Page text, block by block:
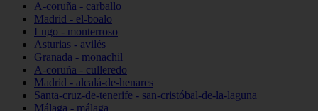
A-coruña - carballo
Madrid - el-boalo
Lugo - monterroso
Asturias - avilés
Granada - monachil
A-coruña - culleredo
Madrid - alcalá-de-henares
Santa-cruz-de-tenerife - san-cristóbal-de-la-laguna
Málaga - málaga